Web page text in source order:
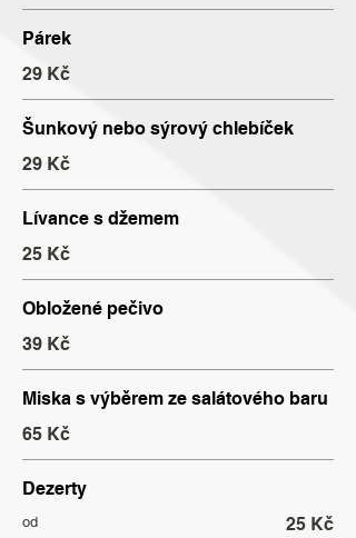
Párek
29 Kč
Šunkový nebo sýrový chlebíček
29 Kč
Lívance s džemem
25 Kč
Obložené pečivo
39 Kč
Miska s výběrem ze salátového baru
65 Kč
Dezerty
od 25 Kč